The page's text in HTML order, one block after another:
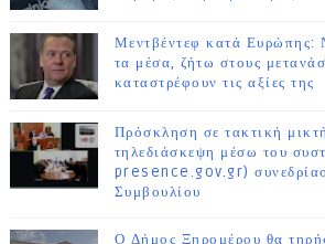
Μεντβέντεφ κατά Ευρώπης:
τα μέσα, ζήτω στους
καταστρέφουν τις αξίες της
Πρόσκληση σε τακτική
τηλεδιάσκεψη μέσω του
presence.gov.gr)
Συμβουλίου
Ο Δήμος Ξηρομέρου θα